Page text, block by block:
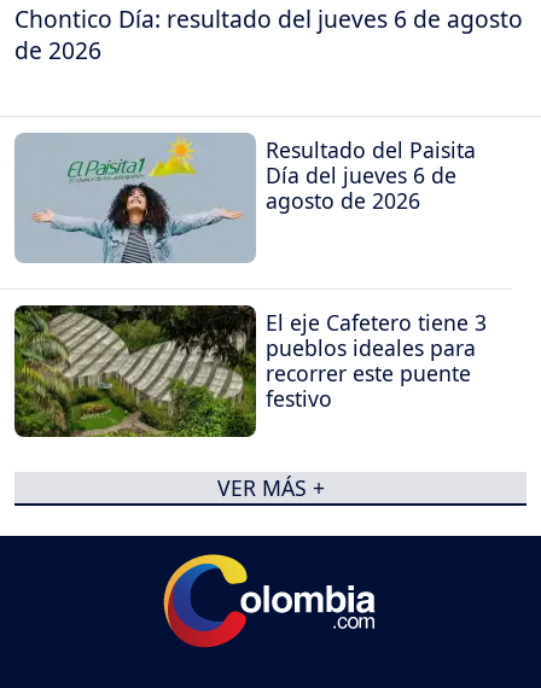
Chontico Día: resultado del jueves 6 de agosto
de 2026
Resultado del Paisita
Día del jueves 6 de
agosto de 2026
El eje Cafetero tiene 3
pueblos ideales para
recorrer este puente
festivo
VER MÁS +